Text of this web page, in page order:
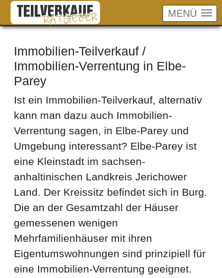
Skip to main content
MENÜ
Immobilien-Teilverkauf /
Immobilien-Verrentung in Elbe-
Parey
Ist ein Immobilien-Teilverkauf, alternativ
kann man dazu auch Immobilien-
Verrentung sagen, in Elbe-Parey und
Umgebung interessant? Elbe-Parey ist
eine Kleinstadt im sachsen-
anhaltinischen Landkreis Jerichower
Land. Der Kreissitz befindet sich in Burg.
Die an der Gesamtzahl der Häuser
gemessenen wenigen
Mehrfamilienhäuser mit ihren
Eigentumswohnungen sind prinzipiell für
eine Immobilien-Verrentung geeignet.